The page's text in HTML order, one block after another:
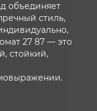
объединяет
стиль,
27 87 — это
стойкий,